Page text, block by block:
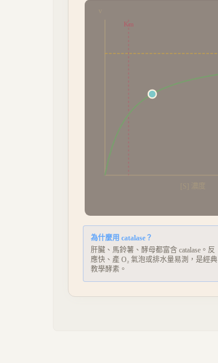
Km
為什麼用 catalase？
肝臟、馬鈴薯、酵母都富含 catalase。反
應快、產 O₂ 氣泡或排水量易測，是經典
教學酵素。